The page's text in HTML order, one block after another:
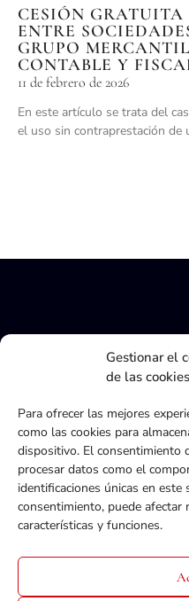
Gestionar el
de las cookies
Para ofrecer las mejores
como las cookies para
dispositivo. El consentimiento
procesar datos como el
identificaciones únicas en
consentimiento, puede afectar
características y funciones.
CESIÓN GRATUITA
ENTRE
GRUPO
CONTABLE Y
11 de febrero de 2026
En este artículo se trata del
el uso sin contraprestación de
Política
Términos